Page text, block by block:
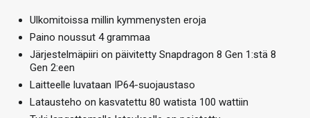
Ulkomitoissa millin kymmenysten eroja
Paino noussut 4 grammaa
Järjestelmäpiiri on päivitetty Snapdragon 8 Gen 1:stä 8
Gen 2:een
Laitteelle luvataan IP64-suojaustaso
Latausteho on kasvatettu 80 watista 100 wattiin